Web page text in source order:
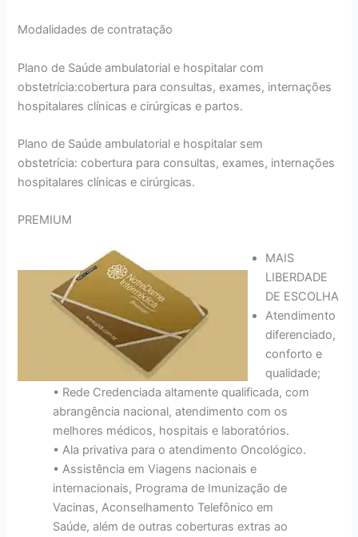
Modalidades de contratação
Plano de Saúde ambulatorial e hospitalar com
obstetrícia:cobertura para consultas, exames, internações
hospitalares clínicas e cirúrgicas e partos.
Plano de Saúde ambulatorial e hospitalar sem
obstetrícia: cobertura para consultas, exames, internações
hospitalares clínicas e cirúrgicas.
PREMIUM
MAIS
LIBERDADE
DE ESCOLHA
Atendimento
diferenciado,
conforto e
qualidade;
• Rede Credenciada altamente qualificada, com
abrangência nacional, atendimento com os
melhores médicos, hospitais e laboratórios.
• Ala privativa para o atendimento Oncológico.
• Assistência em Viagens nacionais e
internacionais, Programa de Imunização de
Vacinas, Aconselhamento Telefônico em
Saúde, além de outras coberturas extras ao